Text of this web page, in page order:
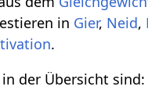
in Gier, Neid,
.
der Übersicht sind: